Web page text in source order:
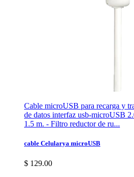
Cable microUSB para recarga y
de datos interfaz usb-microUSB
1.5 m. - Filtro reductor de ru...
cable Celularya microUSB
$ 129.00